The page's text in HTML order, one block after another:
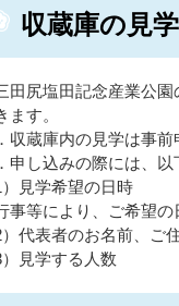
収蔵庫の見
尻塩田記念産業公園
ます。
収蔵庫内の見学は事
申し込みの際には、以
）見学希望の日時
事等により、ご希望の
）代表者のお名前、ご
）見学する人数